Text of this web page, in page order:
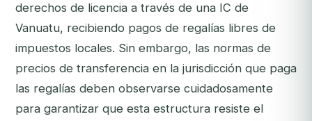
derechos de licencia a través de una IC de
Vanuatu, recibiendo pagos de regalías libres de
impuestos locales. Sin embargo, las normas de
precios de transferencia en la jurisdicción que paga
las regalías deben observarse cuidadosamente
para garantizar que esta estructura resiste el